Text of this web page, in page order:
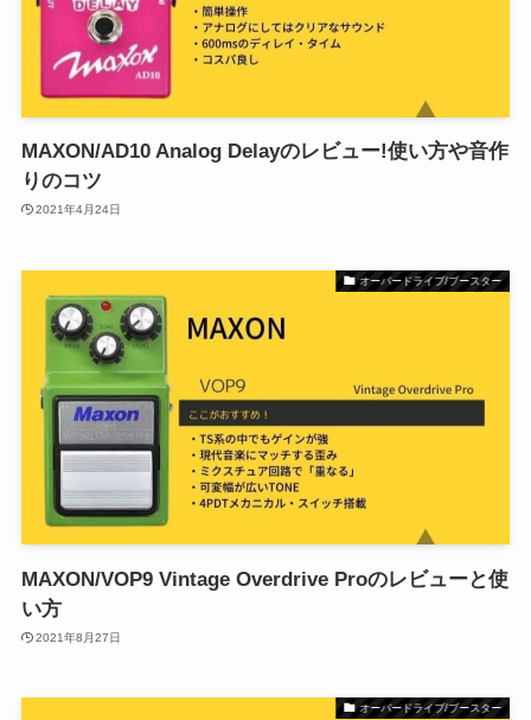
MAXON/AD10 Analog Delayのレビュー!使い方や音作
りのコツ
2021年4月24日
オーバードライブ/ブースター
MAXON/VOP9 Vintage Overdrive Proのレビューと使
い方
2021年8月27日
オーバードライブ/ブースター